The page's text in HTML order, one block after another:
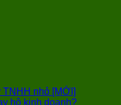
TNHH nhỏ [MỚI]
hộ kinh doanh?